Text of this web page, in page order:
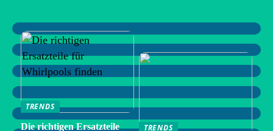
TRENDS
Die richtigen Ersatzteile
TRENDS